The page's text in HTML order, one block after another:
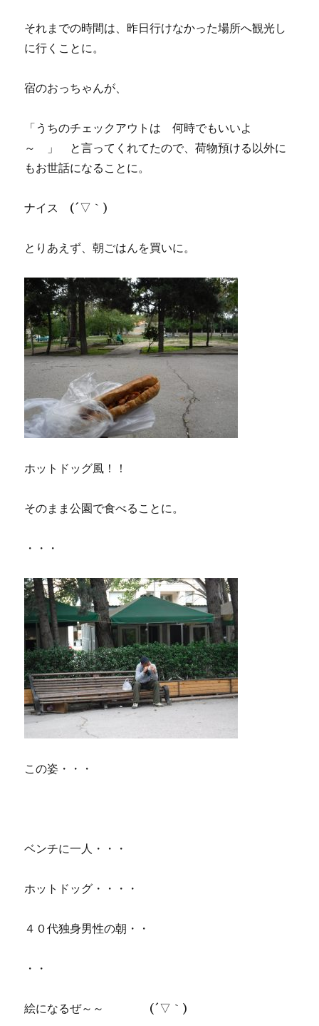
それまでの時間は、昨日行けなかった場所へ観光し
に行くことに。
宿のおっちゃんが、
「うちのチェックアウトは 何時でもいいよ
～ 」 と言ってくれてたので、荷物預ける以外に
もお世話になることに。
ナイス (´▽｀)
とりあえず、朝ごはんを買いに。
ホットドッグ風！！
そのまま公園で食べることに。
・・・
この姿・・・
ベンチに一人・・・
ホットドッグ・・・・
４０代独身男性の朝・・
・・
絵になるぜ～～ (´▽｀)